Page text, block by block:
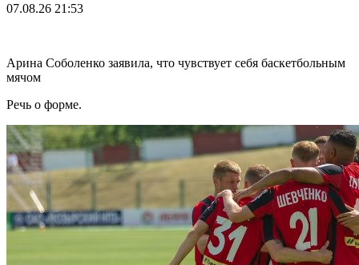
07.08.26 21:53
Арина Соболенко заявила, что чувствует себя баскетбольным
мячом
Речь о форме.